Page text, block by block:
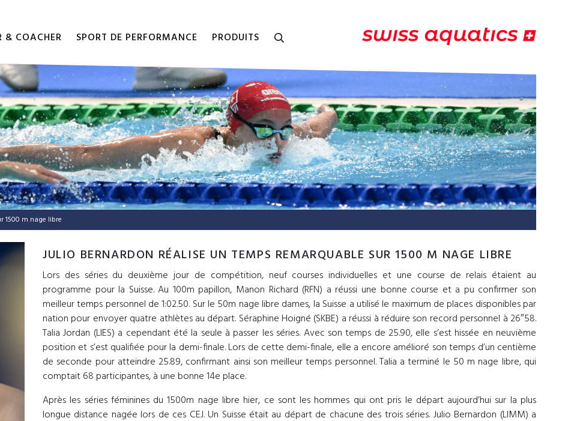
& COACHER SPORT DE PERFORMANCE PRODUITS
1500 m nage libre
JULIO BERNARDON RÉALISE UN TEMPS REMARQUABLE SUR 1500 M NAGE LIBRE
Lors des séries du deuxième jour de compétition, neuf courses individuelles et une course de relais étaient au
programme pour la Suisse. Au 100m papillon, Manon Richard (RFN) a réussi une bonne course et a pu confirmer son
meilleur temps personnel de 1:02.50. Sur le 50m nage libre dames, la Suisse a utilisé le maximum de places disponibles par
nation pour envoyer quatre athlètes au départ. Séraphine Hoigné (SKBE) a réussi à réduire son record personnel à 26″58.
Talia Jordan (LIES) a cependant été la seule à passer les séries. Avec son temps de 25.90, elle s’est hissée en neuvième
position et s’est qualifiée pour la demi-finale. Lors de cette demi-finale, elle a encore amélioré son temps d’un centième
de seconde pour atteindre 25.89, confirmant ainsi son meilleur temps personnel. Talia a terminé le 50 m nage libre, qui
comptait 68 participantes, à une bonne 14e place.
Après les séries féminines du 1500m nage libre hier, ce sont les hommes qui ont pris le départ aujourd’hui sur la plus
longue distance nagée lors de ces CEJ. Un Suisse était au départ de chacune des trois séries. Julio Bernardon (LIMM) a